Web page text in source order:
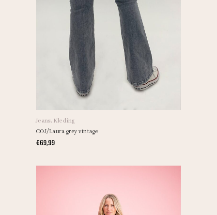
Jeans, Kleding
COJ/Laura grey vintage
€69,99